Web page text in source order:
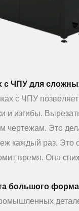
с ЧПУ для
с ЧПУ
и изгибы.
чертежам. Это
каждый раз.
время. Она
большого